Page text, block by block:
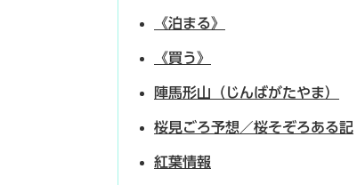
《泊まる》
《買う》
陣馬形山（じんばがたやま）
桜見ごろ予想／桜そぞろある記
紅葉情報